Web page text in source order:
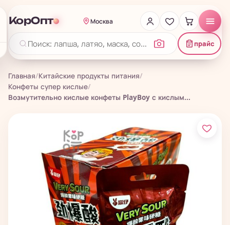
КорОпт Москва
прайс
Главная/Китайские продукты питания/
Конфеты супер кислые/
Возмутительно кислые конфеты PlayBoy с кислым...